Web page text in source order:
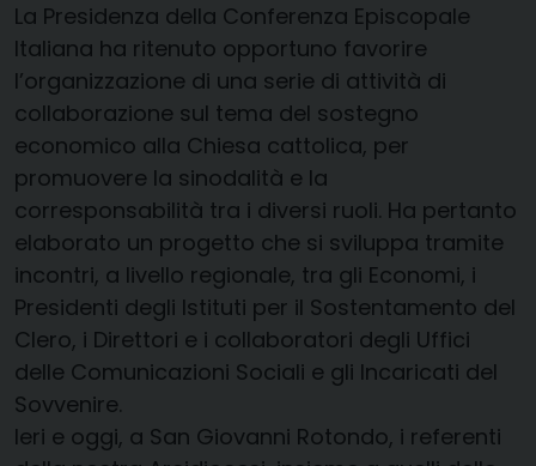
La Presidenza della Conferenza Episcopale
Italiana ha ritenuto opportuno favorire
l’organizzazione di una serie di attività di
collaborazione sul tema del sostegno
economico alla Chiesa cattolica, per
promuovere la sinodalità e la
corresponsabilità tra i diversi ruoli. Ha pertanto
elaborato un progetto che si sviluppa tramite
incontri, a livello regionale, tra gli Economi, i
Presidenti degli Istituti per il Sostentamento del
Clero, i Direttori e i collaboratori degli Uffici
delle Comunicazioni Sociali e gli Incaricati del
Sovvenire.
Ieri e oggi, a San Giovanni Rotondo, i referenti